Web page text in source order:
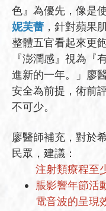
色』為優先，像是
妮芙蕾 ，針對蘋果
整體五官看起來更
『澎潤感』視為『
進新的一年。」廖
安全為前提，術前
不可少。
廖醫師補充，對於
民眾，建議：
注射類療程至
脹影響年節活
電音波的呈現